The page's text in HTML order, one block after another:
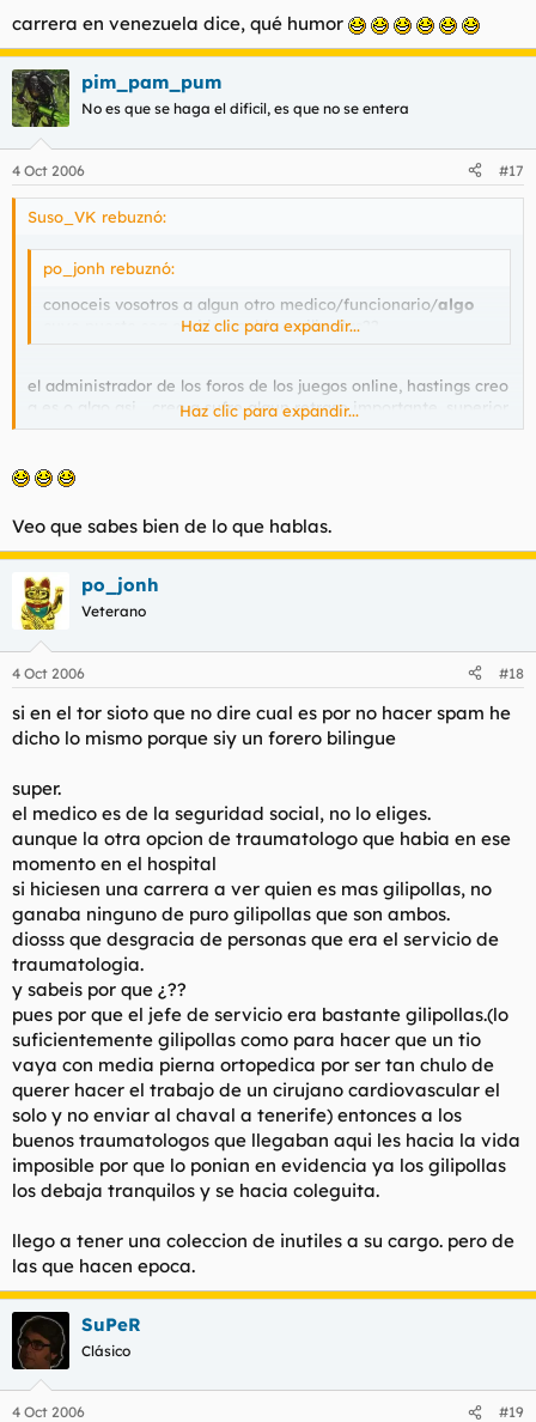
carrera en venezuela dice, qué humor
pim_pam_pum
No es que se haga el dificil, es que no se entera
4 Oct 2006 #17
Suso_VK rebuznó:
po_jonh rebuznó:
conoceis vosotros a algun otro medico/funcionario/algo
cuyo puesto sea casi intocable y gilipollas??
Haz clic para expandir...
el administrador de los foros de los juegos online, hastings creo
q es o algo asi... creo q sufre algun retraso importante, superior
al retraso medio de los moderadores y admin de esos foros
Haz clic para expandir...
Veo que sabes bien de lo que hablas.
po_jonh
Veterano
4 Oct 2006 #18
si en el tor sioto que no dire cual es por no hacer spam he
dicho lo mismo porque siy un forero bilingue
super.
el medico es de la seguridad social, no lo eliges.
aunque la otra opcion de traumatologo que habia en ese
momento en el hospital
si hiciesen una carrera a ver quien es mas gilipollas, no
ganaba ninguno de puro gilipollas que son ambos.
diosss que desgracia de personas que era el servicio de
traumatologia.
y sabeis por que ¿??
pues por que el jefe de servicio era bastante gilipollas.(lo
suficientemente gilipollas como para hacer que un tio
vaya con media pierna ortopedica por ser tan chulo de
querer hacer el trabajo de un cirujano cardiovascular el
solo y no enviar al chaval a tenerife) entonces a los
buenos traumatologos que llegaban aqui les hacia la vida
imposible por que lo ponian en evidencia ya los gilipollas
los debaja tranquilos y se hacia coleguita.
llego a tener una coleccion de inutiles a su cargo. pero de
las que hacen epoca.
SuPeR
Clásico
4 Oct 2006 #19